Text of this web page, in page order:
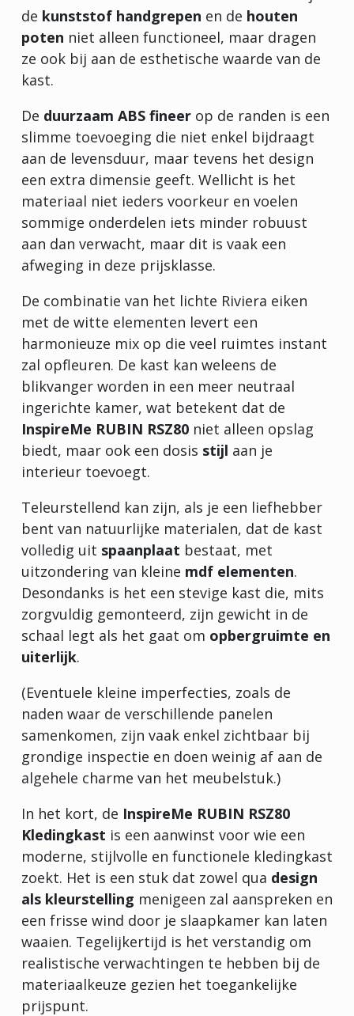
de kunststof handgrepen en de houten
poten niet alleen functioneel, maar dragen
ze ook bij aan de esthetische waarde van de
kast.
De duurzaam ABS fineer op de randen is een
slimme toevoeging die niet enkel bijdraagt
aan de levensduur, maar tevens het design
een extra dimensie geeft. Wellicht is het
materiaal niet ieders voorkeur en voelen
sommige onderdelen iets minder robuust
aan dan verwacht, maar dit is vaak een
afweging in deze prijsklasse.
De combinatie van het lichte Riviera eiken
met de witte elementen levert een
harmonieuze mix op die veel ruimtes instant
zal opfleuren. De kast kan weleens de
blikvanger worden in een meer neutraal
ingerichte kamer, wat betekent dat de
InspireMe RUBIN RSZ80 niet alleen opslag
biedt, maar ook een dosis stijl aan je
interieur toevoegt.
Teleurstellend kan zijn, als je een liefhebber
bent van natuurlijke materialen, dat de kast
volledig uit spaanplaat bestaat, met
uitzondering van kleine mdf elementen.
Desondanks is het een stevige kast die, mits
zorgvuldig gemonteerd, zijn gewicht in de
schaal legt als het gaat om opbergruimte en
uiterlijk.
(Eventuele kleine imperfecties, zoals de
naden waar de verschillende panelen
samenkomen, zijn vaak enkel zichtbaar bij
grondige inspectie en doen weinig af aan de
algehele charme van het meubelstuk.)
In het kort, de InspireMe RUBIN RSZ80
Kledingkast is een aanwinst voor wie een
moderne, stijlvolle en functionele kledingkast
zoekt. Het is een stuk dat zowel qua design
als kleurstelling menigeen zal aanspreken en
een frisse wind door je slaapkamer kan laten
waaien. Tegelijkertijd is het verstandig om
realistische verwachtingen te hebben bij de
materiaalkeuze gezien het toegankelijke
prijspunt.